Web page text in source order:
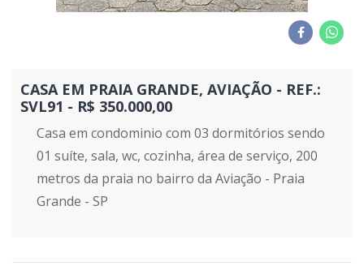
CASA EM PRAIA GRANDE, AVIAÇÃO - REF.:
SVL91 - R$ 350.000,00
Casa em condominio com 03 dormitórios sendo
01 suíte, sala, wc, cozinha, área de serviço, 200
metros da praia no bairro da Aviação - Praia
Grande - SP